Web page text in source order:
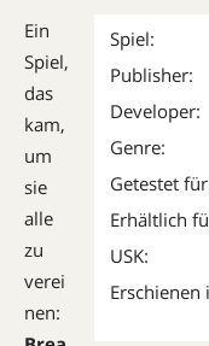
Spiel:
Publisher:
Developer:
Genre:
Getestet
Erhältlich
USK:
Erschienen
Ein
Spiel,
das
kam,
um
sie
alle
zu
verei
nen: